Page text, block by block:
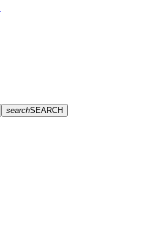
searchSEARCH